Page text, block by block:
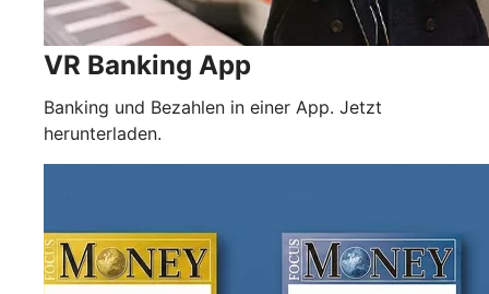
VR Banking App
Banking und Bezahlen in einer App. Jetzt
herunterladen.